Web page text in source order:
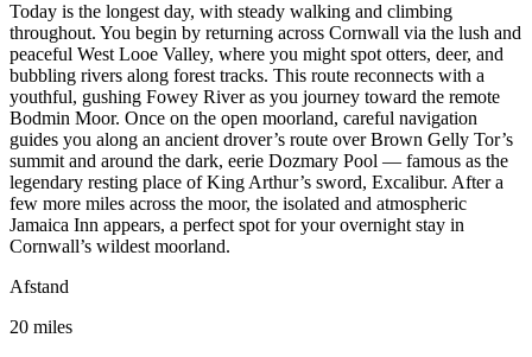
Today is the longest day, with steady walking and climbing
throughout. You begin by returning across Cornwall via the lush and
peaceful West Looe Valley, where you might spot otters, deer, and
bubbling rivers along forest tracks. This route reconnects with a
youthful, gushing Fowey River as you journey toward the remote
Bodmin Moor. Once on the open moorland, careful navigation
guides you along an ancient drover’s route over Brown Gelly Tor’s
summit and around the dark, eerie Dozmary Pool — famous as the
legendary resting place of King Arthur’s sword, Excalibur. After a
few more miles across the moor, the isolated and atmospheric
Jamaica Inn appears, a perfect spot for your overnight stay in
Cornwall’s wildest moorland.
Afstand
20 miles